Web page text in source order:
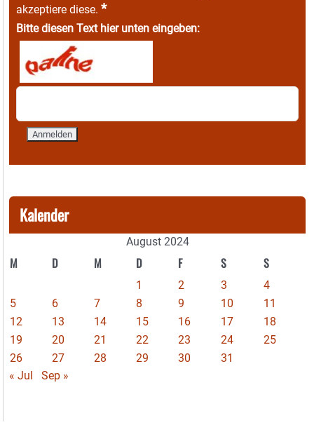
akzeptiere diese. *
Bitte diesen Text hier unten eingeben:
Kalender
August 2024
M D M D F S S
1 2 3
4
5
6 7 8 9 10
11
12
13 14 15 16 17
18
19
20 21 22 23 24
25
26
27 28 29 30
31
« Jul
Sep »